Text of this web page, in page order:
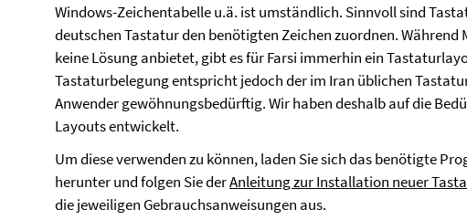
Windows-Zeichentabelle u.ä. ist umständlich. Sinnvoll sind
deutschen Tastatur den benötigten Zeichen zuordnen.
keine Lösung anbietet, gibt es für Farsi immerhin ein
Tastaturbelegung entspricht jedoch der im Iran üblichen
Anwender gewöhnungsbedürftig. Wir haben deshalb auf die
Layouts entwickelt.
Um diese verwenden zu können, laden Sie sich das benötigte
herunter und folgen Sie derAnleitung zur Installation neuer
die jeweiligen Gebrauchsanweisungen aus.